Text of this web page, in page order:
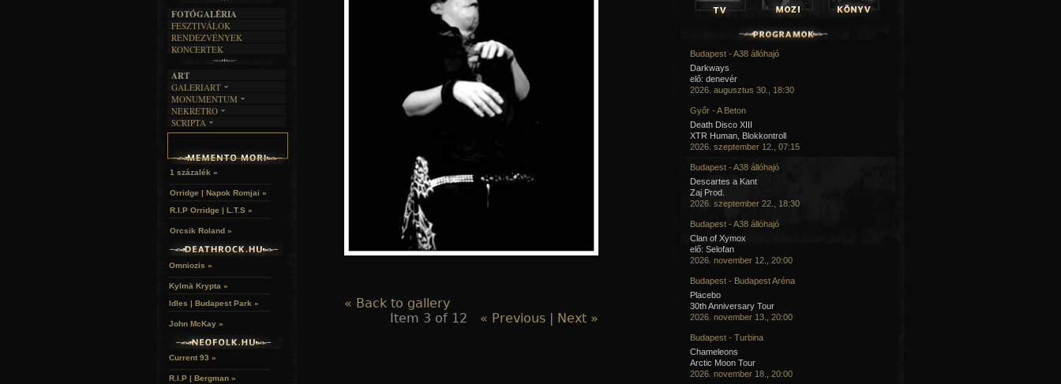
« Back to gallery
Item 3 of 12
« Previous| Next »
FOTÓGALÉRIA
FESZTIVÁLOK
RENDEZVÉNYEK
KONCERTEK
ART
GALERIART
ARTGALERI
KÉPREGÉNYEK
LAKÁSKULTS
MONUMENTUM
TEMETŐK
TEMPLOMOK
HELYEK
NEKRETRO
SZUBKULT
RELIKVIÁK
SCRIPTA
NOVELLÁK
HALÁLTÁNC
1 százalék »
Orridge | Napok Romjai »
R.I.P Orridge | L.T.S »
Orcsik Roland »
Omniozis »
Kylmä Krypta »
Idles | Budapest Park »
John McKay »
Current 93 »
R.I.P | Bergman »
Budapest - A38 állóhajó
Darkways
elő: denevér
2026. augusztus 30., 18:30
Győr - A Beton
Death Disco XIII
XTR Human, Blokkontroll
2026. szeptember 12., 07:15
Budapest - A38 állóhajó
Descartes a Kant
Zaj Prod.
2026. szeptember 22., 18:30
Budapest - A38 állóhajó
Clan of Xymox
elő: Selofan
2026. november 12., 20:00
Budapest - Budapest Aréna
Placebo
30th Anniversary Tour
2026. november 13., 20:00
Budapest - Turbina
Chameleons
Arctic Moon Tour
2026. november 18., 20:00